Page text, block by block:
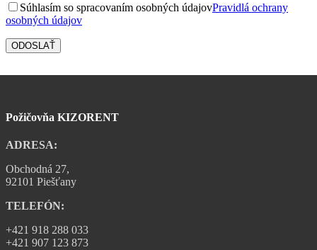
Súhlasím so spracovaním osobných údajovPravidlá ochrany
osobných údajov
Požičovňa KIZORENT
ADRESA:
Obchodná 27,
92101 Piešťany
TELEFÓN:
+421 918 288 033
+421 907 123 873